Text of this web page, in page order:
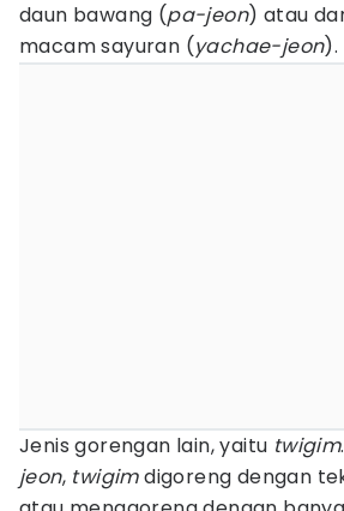
daun bawang (pa-jeon) atau
macam sayuran (yachae-jeon).
Jenis gorengan lain, yaitu twigim
jeon, twigimdigoreng dengan